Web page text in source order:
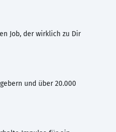
Job, der wirklich zu Dir
und über 20.000